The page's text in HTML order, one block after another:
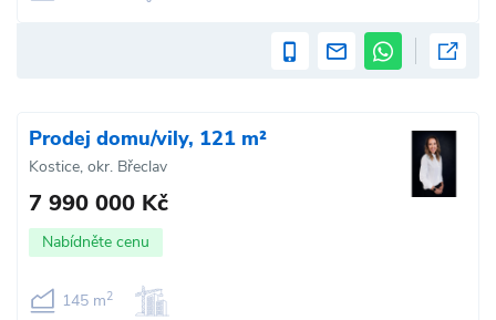
Prodej domu/vily, 121 m²
Kostice, okr. Břeclav
7 990 000 Kč
Nabídněte cenu
145 m2